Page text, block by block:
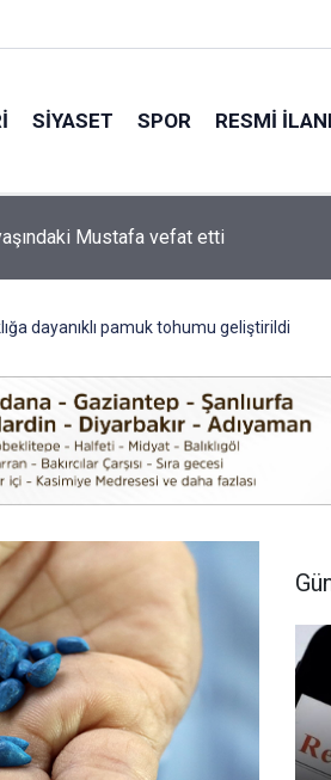
SIYASET SPOR RESMI
Mustafa vefat etti
dayanıklı pamuk tohumu geliştirildi